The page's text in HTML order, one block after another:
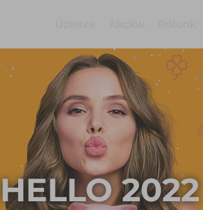
HELLO 2022